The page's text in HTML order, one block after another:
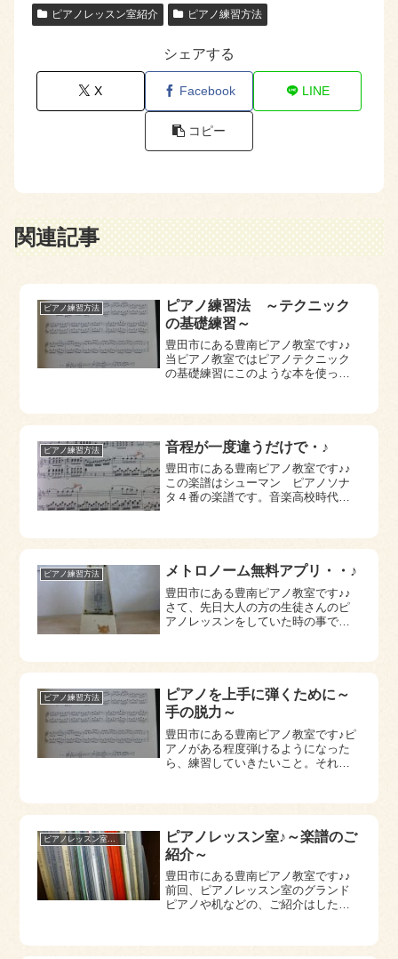
ピアノレッスン室紹介 ピアノ練習方法
シェアする
X Facebook LINE
コピー
関連記事
ピアノ練習方法
ピアノ練習法 ～テクニック
の基礎練習～
豊田市にある豊南ピアノ教室です♪♪
当ピアノ教室ではピアノテクニック
の基礎練習にこのような本を使って
じつなテクニックです。簡単なスケ
ッカートや符点...
ピアノ練習方法 音程が一度違うだけで・♪
豊田市にある豊南ピアノ教室です♪♪
この楽譜はシューマン ピアノソナ
タ４番の楽譜です。音楽高校時代に
うな先生からの書き込みがありまし
（ソ）・Fis (...
ピアノ練習方法 メトロノーム無料アプリ・・♪
豊田市にある豊南ピアノ教室です♪♪
さて、先日大人の方の生徒さんのピ
アノレッスンをしていた時の事で
習方法を説明していました。音の粒
りのテンポから、...
ピアノ練習方法
ピアノを上手に弾くために～
手の脱力～
豊田市にある豊南ピアノ教室です♪ピ
アノがある程度弾けるようになった
ら、練習していきたいこと。それは
外の力を一切使わないように弾く
も地道な練習が必...
ピアノレッスン室紹介
ピアノレッスン室♪～楽譜のご
紹介～
豊田市にある豊南ピアノ教室です♪♪
前回、ピアノレッスン室のグランド
ピアノや机などの、ご紹介はしたの
たいとおもいます♪棚の中には、ピア